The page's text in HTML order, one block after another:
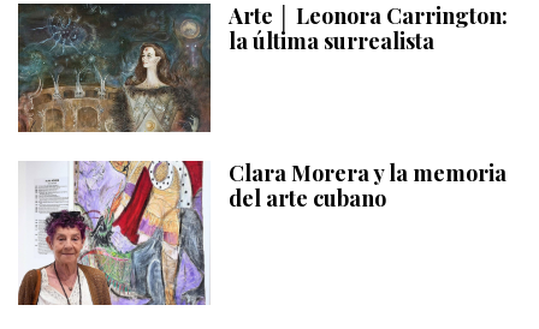
Arte │ Leonora Carrington:
la última surrealista
Clara Morera y la memoria
del arte cubano